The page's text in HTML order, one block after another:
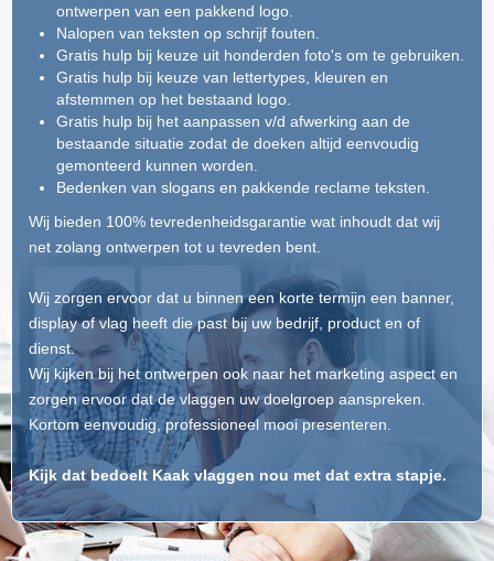
ontwerpen van een pakkend logo.
Nalopen van teksten op schrijf fouten.
Gratis hulp bij keuze uit honderden foto's om te gebruiken.
Gratis hulp bij keuze van lettertypes, kleuren en
afstemmen op het bestaand logo.
Gratis hulp bij het aanpassen v/d afwerking aan de
bestaande situatie zodat de doeken altijd eenvoudig
gemonteerd kunnen worden.
Bedenken van slogans en pakkende reclame teksten.
Wij bieden 100% tevredenheidsgarantie wat inhoudt dat wij
net zolang ontwerpen tot u tevreden bent.
Wij zorgen ervoor dat u binnen een korte termijn een banner,
display of vlag heeft die past bij uw bedrijf, product en of
dienst.
Wij kijken bij het ontwerpen ook naar het marketing aspect en
zorgen ervoor dat de vlaggen uw doelgroep aanspreken.
Kortom eenvoudig, professioneel mooi presenteren.
Kijk dat bedoelt Kaak vlaggen nou met dat extra stapje.